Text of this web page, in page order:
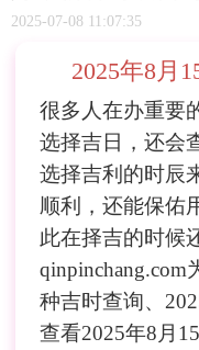
2025-07-08 11:07:35
2025年8月
很多人在办重要
选择吉日，还会
选择吉利的时辰
顺利，还能保佑
此在择吉的时候
种吉时查询、
查看2025年8月